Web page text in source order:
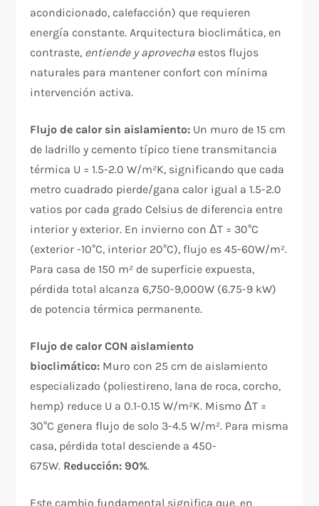
acondicionado, calefacción) que requieren
energía constante. Arquitectura bioclimática, en
contraste, entiende y aprovecha estos flujos
naturales para mantener confort con mínima
intervención activa.
Flujo de calor sin aislamiento: Un muro de 15 cm
de ladrillo y cemento típico tiene transmitancia
térmica U = 1.5-2.0 W/m²K, significando que cada
metro cuadrado pierde/gana calor igual a 1.5-2.0
vatios por cada grado Celsius de diferencia entre
interior y exterior. En invierno con ΔT = 30°C
(exterior -10°C, interior 20°C), flujo es 45-60W/m².
Para casa de 150 m² de superficie expuesta,
pérdida total alcanza 6,750-9,000W (6.75-9 kW)
de potencia térmica permanente.
Flujo de calor CON aislamiento
bioclimático: Muro con 25 cm de aislamiento
especializado (poliestireno, lana de roca, corcho,
hemp) reduce U a 0.1-0.15 W/m²K. Mismo ΔT =
30°C genera flujo de solo 3-4.5 W/m². Para misma
casa, pérdida total desciende a 450-
675W. Reducción: 90%.
Este cambio fundamental significa que, en